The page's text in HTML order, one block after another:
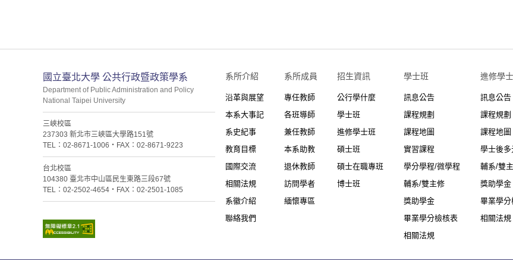
:::
國立臺北大學 公共行政暨政策學系
Department of Public Administration and Policy
National Taipei University
三峽校區
237303 新北市三峽區大學路151號
TEL：02-8671-1006・FAX：02-8671-9223
台北校區
104380 臺北市中山區民生東路三段67號
TEL：02-2502-4654・FAX：02-2501-1085
系所介紹
沿革與展望
本系大事記
系史紀事
教育目標
國際交流
相關法規
系徽介紹
聯絡我們
系所成員
專任教師
各班導師
兼任教師
本系助教
退休教師
訪問學者
緬懷專區
招生資訊
公行學什麼
學士班
進修學士班
碩士班
碩士在職專班
博士班
學士班⠀⠀
訊息公告
課程規劃
課程地圖
實習課程
學分學程/微學程
輔系/雙主修
獎助學金
畢業學分檢核表
相關法規
進修學
訊息公告
課程規劃
課程地圖
學士後多
輔系/雙
獎助學金
畢業學分
相關法規